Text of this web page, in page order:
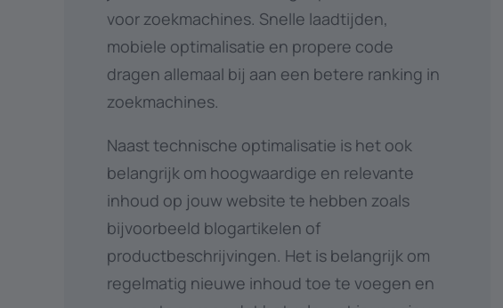
voor zoekmachines. Snelle laadtijden,
mobiele optimalisatie en propere code
dragen allemaal bij aan een betere ranking in
zoekmachines.
Naast technische optimalisatie is het ook
belangrijk om hoogwaardige en relevante
inhoud op jouw website te hebben zoals
bijvoorbeeld blogartikelen of
productbeschrijvingen. Het is belangrijk om
regelmatig nieuwe inhoud toe te voegen en